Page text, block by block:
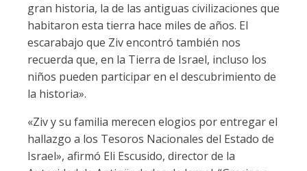
gran historia, la de las antiguas civilizaciones que
habitaron esta tierra hace miles de años. El
escarabajo que Ziv encontró también nos
recuerda que, en la Tierra de Israel, incluso los
niños pueden participar en el descubrimiento de
la historia».
«Ziv y su familia merecen elogios por entregar el
hallazgo a los Tesoros Nacionales del Estado de
Israel», afirmó Eli Escusido, director de la